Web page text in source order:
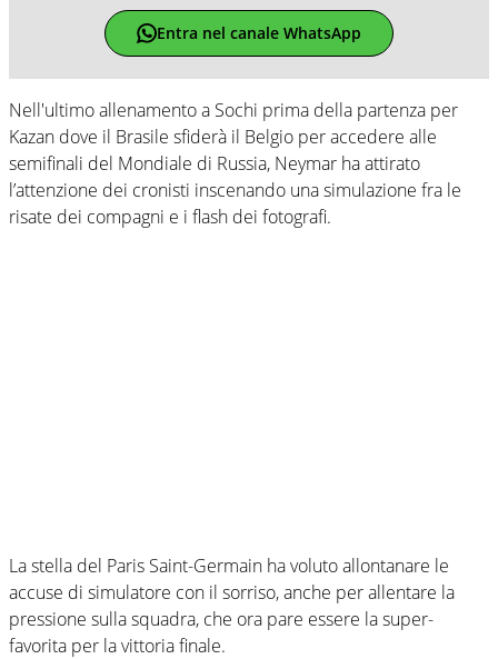
Entra nel canale WhatsApp
Nell'ultimo allenamento a Sochi prima della partenza per
Kazan dove il Brasile sfiderà il Belgio per accedere alle
semifinali del Mondiale di Russia, Neymar ha attirato
l’attenzione dei cronisti inscenando una simulazione fra le
risate dei compagni e i flash dei fotografi.
La stella del Paris Saint-Germain ha voluto allontanare le
accuse di simulatore con il sorriso, anche per allentare la
pressione sulla squadra, che ora pare essere la super-
favorita per la vittoria finale.